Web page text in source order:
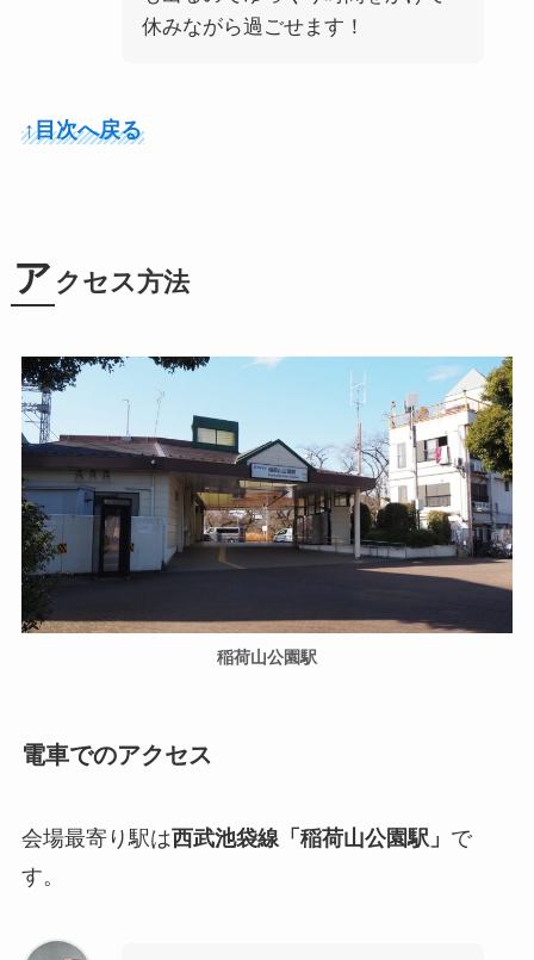
休みながら過ごせます！
↑目次へ戻る
ア クセス方法
稲荷山公園駅
電車でのアクセス
会場最寄り駅は西武池袋線「稲荷山公園駅」 で
す。